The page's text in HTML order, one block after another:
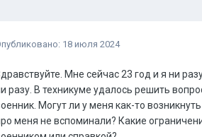
18 июля 2024
Мне сейчас 23 год и я ни
разу. В техникуме удалось решить
Могут ли у меня как-то
меня не вспоминали? Какие